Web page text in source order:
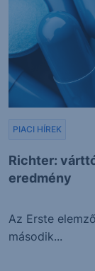
Richter:
eredmény
PIACI HÍREK
Az Erste
második...